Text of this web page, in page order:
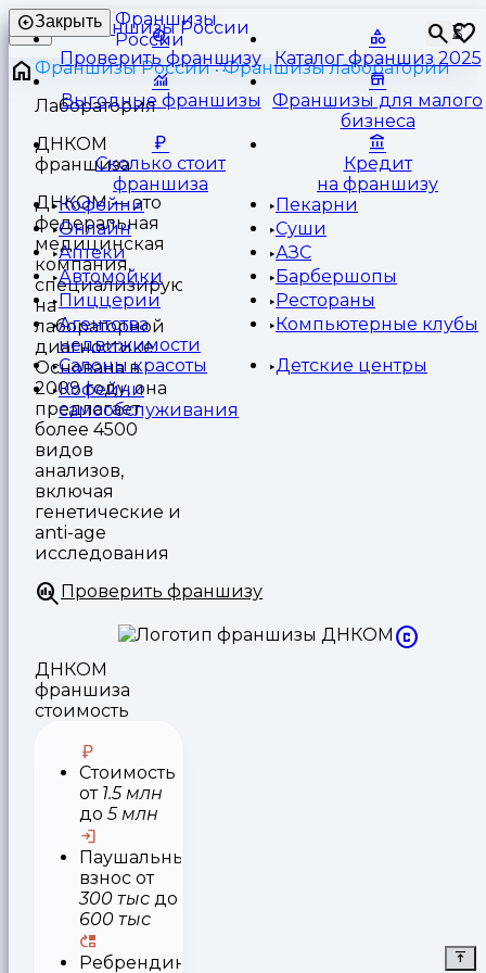
Франшизы
России
⏳
Закрыть
Проверить франшизу Каталог франшиз 2025
Выгодные франшизы
Франшизы для малого
бизнеса
Сколько стоит
франшиза
Кредит
на франшизу
Кофейни
Пекарни
Онлайн
Суши
Аптеки
АЗС
Автомойки
Барбершопы
Пиццерии
Рестораны
Агентства
недвижимости
Компьютерные клубы
Салоны красоты
Детские центры
Кофейни
самообслуживания
Франшизы России
Франшизы лаборатории
Лаборатория
ДНКОМ
франшиза
ДНКОМ — это
федеральная
медицинская
компания,
специализирующаяся
на
лабораторной
диагностике.
Основана в
2009 году, она
предлагает
более 4500
видов
анализов,
включая
генетические и
anti-age
исследования
Проверить франшизу
ДНКОМ
франшиза
стоимость
Стоимость
от 1.5 млн
до 5 млн
Паушальный
взнос от
300 тыс до
600 тыс
Ребрендинг